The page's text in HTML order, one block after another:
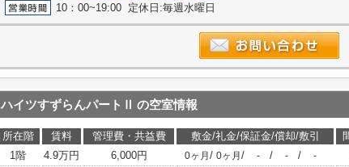
10：00~19:00 定休日:毎週水曜日
ハイツすずらんパートⅡ の空室情報
所在階 賃料 管理費・共益費 敷金/礼金/保証金/償却/敷引
1階
4.9万円 6,000円 0ヶ月 / 0ヶ月 / - / - / -